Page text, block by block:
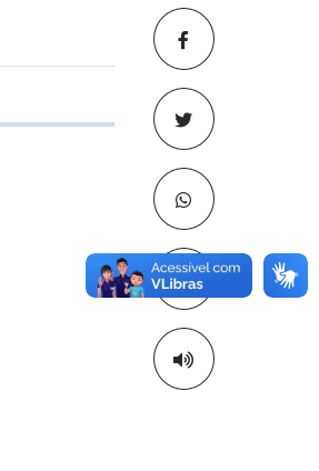
Copiar para